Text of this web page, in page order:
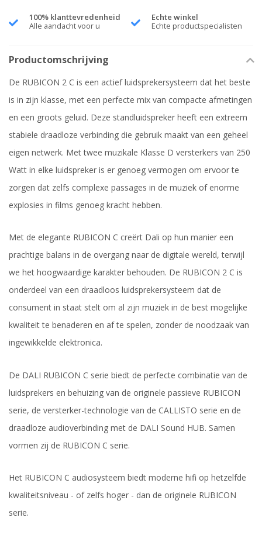
100% klanttevredenheid
Alle aandacht voor u
Echte winkel
Echte productspecialisten
Productomschrijving
De RUBICON 2 C is een actief luidsprekersysteem dat het beste
is in zijn klasse, met een perfecte mix van compacte afmetingen
en een groots geluid. Deze standluidspreker heeft een extreem
stabiele draadloze verbinding die gebruik maakt van een geheel
eigen netwerk. Met twee muzikale Klasse D versterkers van 250
Watt in elke luidspreker is er genoeg vermogen om ervoor te
zorgen dat zelfs complexe passages in de muziek of enorme
explosies in films genoeg kracht hebben.
Met de elegante RUBICON C creërt Dali op hun manier een
prachtige balans in de overgang naar de digitale wereld, terwijl
we het hoogwaardige karakter behouden. De RUBICON 2 C is
onderdeel van een draadloos luidsprekersysteem dat de
consument in staat stelt om al zijn muziek in de best mogelijke
kwaliteit te benaderen en af te spelen, zonder de noodzaak van
ingewikkelde elektronica.
De DALI RUBICON C serie biedt de perfecte combinatie van de
luidsprekers en behuizing van de originele passieve RUBICON
serie, de versterker-technologie van de CALLISTO serie en de
draadloze audioverbinding met de DALI Sound HUB. Samen
vormen zij de RUBICON C serie.
Het RUBICON C audiosysteem biedt moderne hifi op hetzelfde
kwaliteitsniveau - of zelfs hoger - dan de originele RUBICON
serie.